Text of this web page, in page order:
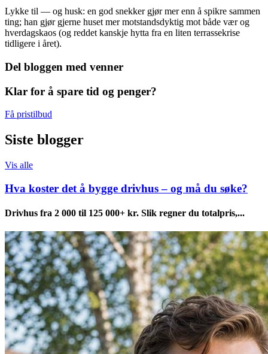
Lykke til — og husk: en god snekker gjør mer enn å spikre sammen
ting; han gjør gjerne huset mer motstandsdyktig mot både vær og
hverdagskaos (og reddet kanskje hytta fra en liten terrassekrise
tidligere i året).
Del bloggen med venner
Klar for å spare tid og penger?
Få pristilbud
Siste blogger
Vis alle
Hva koster det å bygge drivhus – og må du søke?
Drivhus fra 2 000 til 125 000+ kr. Slik regner du totalpris,...